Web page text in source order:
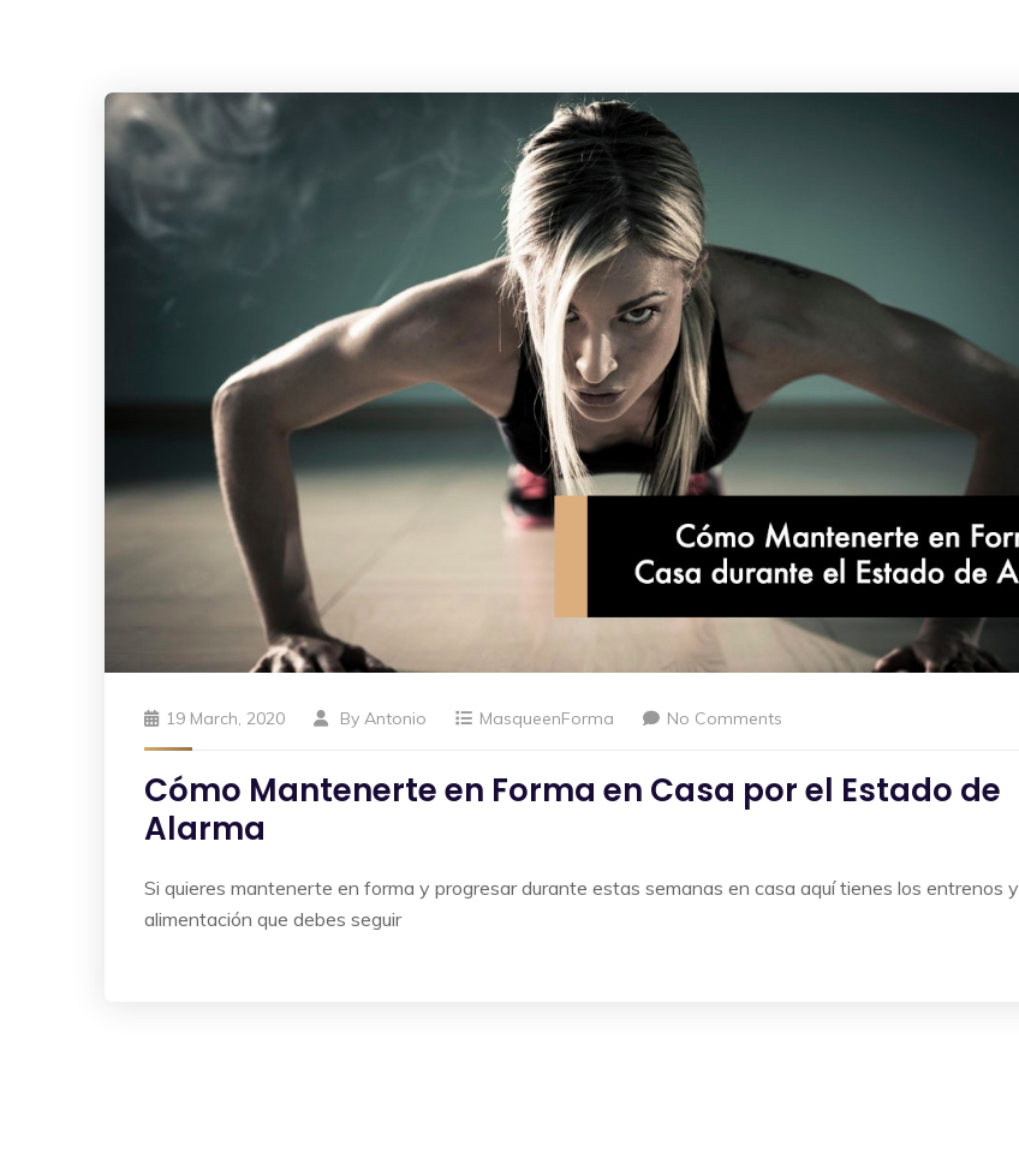
19 March, 2020 By Antonio MasqueenForma No Comments
Cómo Mantenerte en Forma en Casa por el Estado de
Alarma
Si quieres mantenerte en forma y progresar durante estas semanas en casa aquí tienes los entrenos y
alimentación que debes seguir